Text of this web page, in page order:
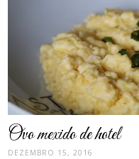
Ovo mexido de hotel
DEZEMBRO 15, 2016